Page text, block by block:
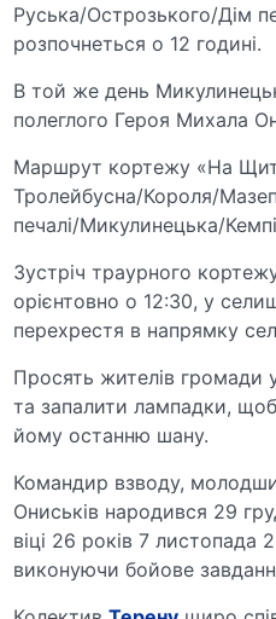
Руська/Острозького/Дім
розпочнеться о 12 годині.
В той же день
полеглого Героя Михала
Маршрут кортежу «На
Тролейбусна/Короля/
печалі/Микулинецька/
Зустріч траурного
орієнтовно о 12:30, у
перехрестя в напрямку
Просять жителів
та запалити лампадки,
йому останню шану.
Командир взводу,
Ониськів народився 29
віці 26 років 7 листопада
виконуючи бойове